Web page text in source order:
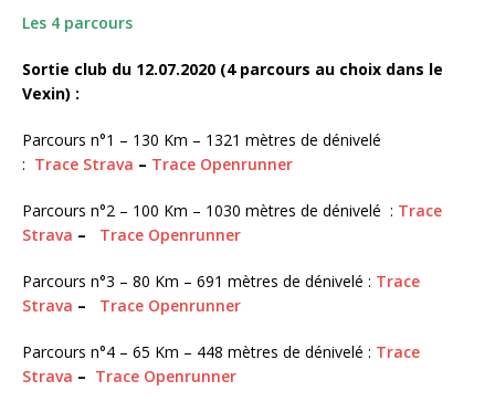
Les 4 parcours
Sortie club du 12.07.2020 (4 parcours au choix dans le
Vexin) :
Parcours n°1 – 130 Km – 1321 mètres de dénivelé
: Trace Strava – Trace Openrunner
Parcours n°2 – 100 Km – 1030 mètres de dénivelé : Trace
Strava – Trace Openrunner
Parcours n°3 – 80 Km – 691 mètres de dénivelé : Trace
Strava – Trace Openrunner
Parcours n°4 – 65 Km – 448 mètres de dénivelé : Trace
Strava – Trace Openrunner